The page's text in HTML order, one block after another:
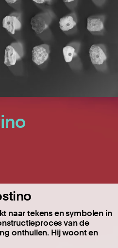
naar tekens en symbolen in
van de
onthullen. Hij woont en